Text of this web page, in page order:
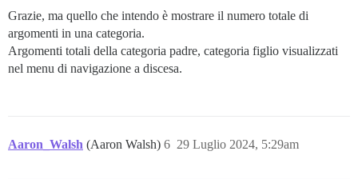
Grazie, ma quello che intendo è mostrare il numero totale di
argomenti in una categoria.
Argomenti totali della categoria padre, categoria figlio visualizzati
nel menu di navigazione a discesa.
Aaron_Walsh (Aaron Walsh) 29 Luglio 2024, 5:29am
6